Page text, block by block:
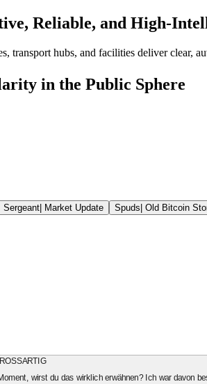
Reliable, and High-
transport hubs, and facilities deliver clear,
in the Public Sphere
Sergeant| Market Update Spuds| Old Bitcoin
wirst du das wirklich erwähnen? Ich war davon